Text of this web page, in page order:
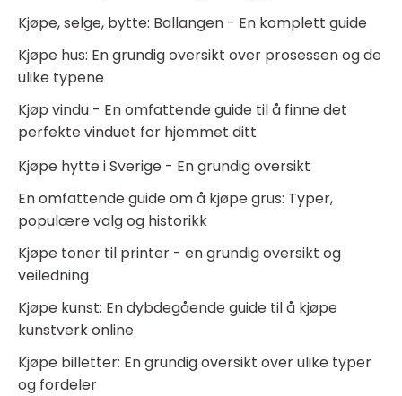
Kjøpe, selge, bytte: Ballangen - En komplett guide
Kjøpe hus: En grundig oversikt over prosessen og de
ulike typene
Kjøp vindu - En omfattende guide til å finne det
perfekte vinduet for hjemmet ditt
Kjøpe hytte i Sverige - En grundig oversikt
En omfattende guide om å kjøpe grus: Typer,
populære valg og historikk
Kjøpe toner til printer - en grundig oversikt og
veiledning
Kjøpe kunst: En dybdegående guide til å kjøpe
kunstverk online
Kjøpe billetter: En grundig oversikt over ulike typer
og fordeler